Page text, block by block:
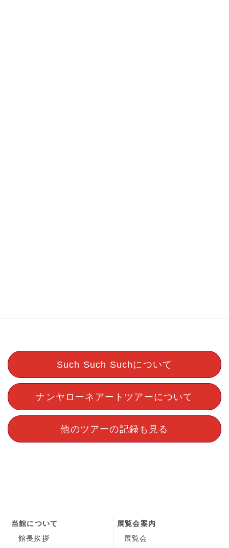
Such Such Suchについて
ナンヤローネアートツアーについて
他のツアーの記録も見る
当館について
館長挨拶
展覧会案内
展覧会